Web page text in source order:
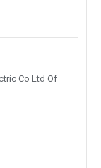
Co Ltd Of